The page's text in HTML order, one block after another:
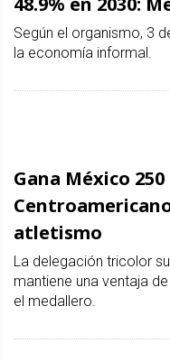
Según el organismo, 3
la economía informal.
Gana México
atletismo
La delegación tricolor
mantiene una ventaja
el medallero.